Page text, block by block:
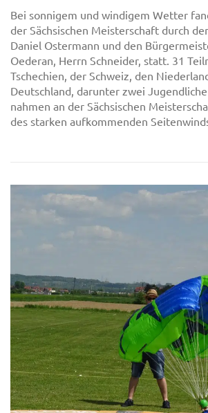
Bei sonnigem und windigem Wetter
der Sächsischen Meisterschaft durch
Daniel Ostermann und den
Oederan, Herrn Schneider, statt. 31
Tschechien, der Schweiz, den
Deutschland, darunter zwei
nahmen an der Sächsischen
des starken aufkommenden